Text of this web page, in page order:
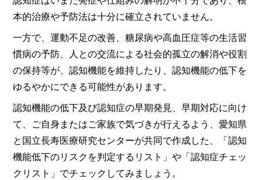
本的治療や予防法は十分に確立されていません。
一方で、運動不足の改善、糖尿病や高血圧症等の生活習
慣病の予防、人との交流による社会的孤立の解消や役割
の保持等が、認知機能を維持したり、認知機能の低下を
ゆるやかにできる可能性があります。
認知機能の低下及び認知症の早期発見、早期対応に向け
て、ご自身またはご家族で気づきが行えるよう、愛知県
と国立長寿医療研究センターが共同で作成した、「認知
機能低下のリスクを判定するリスト」や「認知症チェッ
クリスト」でチェックしてみましょう。